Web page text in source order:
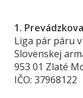
1.
Liga pár páru
Slovenskej
953 01 Zlaté
IČO: 37968122